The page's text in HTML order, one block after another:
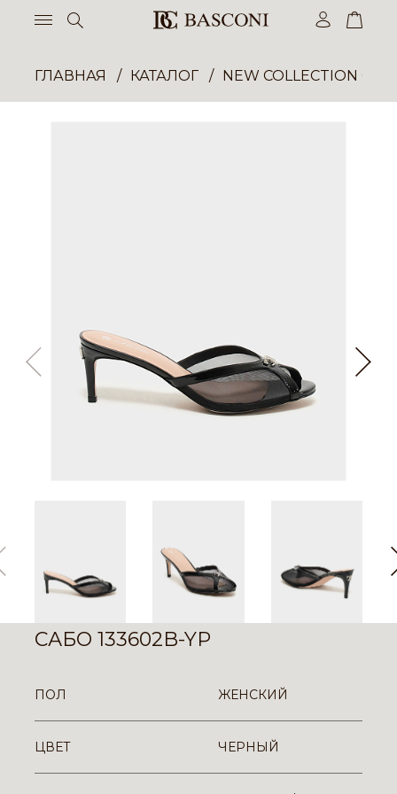
ГЛАВНАЯ КАТАЛОГ NEW COLLECTION
САБО 133602B-YP
ПОЛ ЖЕНСКИЙ
ЦВЕТ ЧЕРНЫЙ